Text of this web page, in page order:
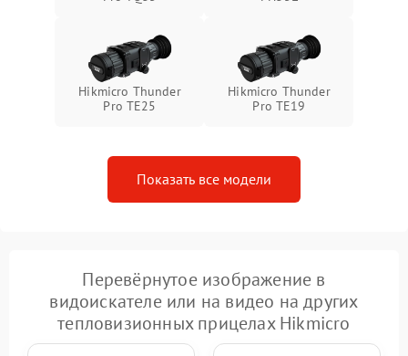
Hikmicro Thunder
Pro TE25
Hikmicro Thunder
Pro TE19
Показать все модели
Перевёрнутое изображение в
видоискателе или на видео на других
тепловизионных прицелах Hikmicro